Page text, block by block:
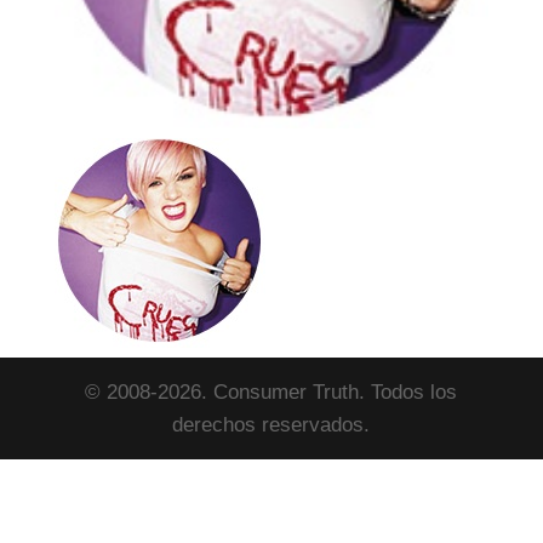
© 2008-2026. Consumer Truth. Todos los
derechos reservados.